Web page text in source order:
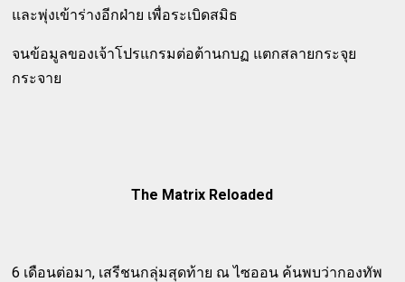
และพุ่งเข้าร่างอีกฝ่าย เพื่อระเบิดสมิธ
จนข้อมูลของเจ้าโปรแกรมต่อต้านกบฏ แตกสลายกระจุย
กระจาย
The Matrix Reloaded
6 เดือนต่อมา, เสรีชนกลุ่มสุดท้าย ณ ไซออน ค้นพบว่ากองทัพ